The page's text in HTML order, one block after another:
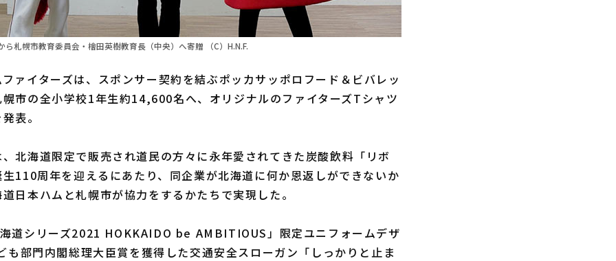
ら札幌市教育委員会・檜田英樹教育長（中央）へ寄贈 （C）H.N.F.
イターズは、スポンサー契約を結ぶポッカサッポロフード＆ビバレッ
市の全小学校1年生約14,600名へ、オリジナルのファイターズTシャツ
表。
北海道限定で販売され道民の方々に永年愛されてきた炭酸飲料「リボ
110周年を迎えるにあたり、同企業が北海道に何か恩返しができないか
日本ハムと札幌市が協力をするかたちで実現した。
シリーズ2021 HOKKAIDO be AMBITIOUS」限定ユニフォームデザ
も部門内閣総理大臣賞を獲得した交通安全スローガン「しっかりと止ま